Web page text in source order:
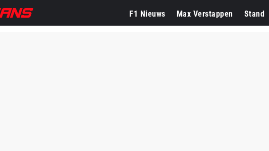
F1 Nieuws Max Verstappen Stand